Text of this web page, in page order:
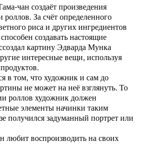
чан создаёт произведения
За счёт определенного
риса и других ингредиентов
создавать настоящие
картину Эдварда Мунка
интересные вещи, используя
в том, что художник и сам до
не может на неё взглянуть. То
роллов художник должен
элементы начинки таким
получился задуманный портрет или
любит воспроизводить на своих